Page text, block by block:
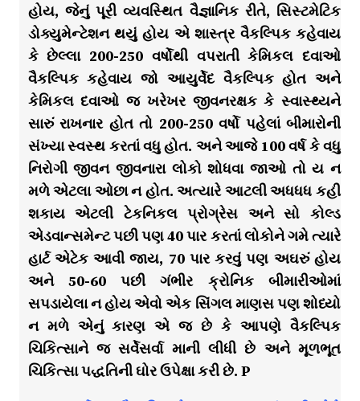
હોય, જેનું પૂરી વ્યવસ્થિત વૈજ્ઞાનિક રીતે, સિસ્ટમેટિક
ડોક્યુમેન્ટેશન થયું હોય એ શાસ્ત્ર વૈકલ્પિક કહેવાય
કે છેલ્લા 200-250 વર્ષોથી વપરાતી કેમિકલ દવાઓ
વૈકલ્પિક કહેવાય જો આયુર્વેદ વૈકલ્પિક હોત અને
કેમિકલ દવાઓ જ ખરેખર જીવનરક્ષક કે સ્વાસ્થ્યને
સારું રાખનાર હોત તો 200-250 વર્ષો પહેલાં બીમારોની
સંખ્યા સ્વસ્થ કરતાં વધુ હોત. અને આજે 100 વર્ષ કે વધુ
નિરોગી જીવન જીવનારા લોકો શોધવા જાઓ તો ય ન
મળે એટલા ઓછા ન હોત. અત્યારે આટલી અધધધ કહી
શકાય એટલી ટેકનિકલ પ્રોગ્રેસ અને સો કોલ્ડ
એડવાન્સમેન્ટ પછી પણ 40 પાર કરતાં લોકોને ગમે ત્યારે
હાર્ટ એટેક આવી જાય, 70 પાર કરવું પણ અઘરું હોય
અને 50-60 પછી ગંભીર ક્રોનિક બીમારીઓમાં
સપડાયેલા ન હોય એવો એક સિંગલ માણસ પણ શોધ્યો
ન મળે એનું કારણ એ જ છે કે આપણે વૈકલ્પિક
ચિકિત્સાને જ સર્વેસર્વા માની લીધી છે અને મૂળભૂત
ચિકિત્સા પદ્ધતિની ઘોર ઉપેક્ષા કરી છે. P